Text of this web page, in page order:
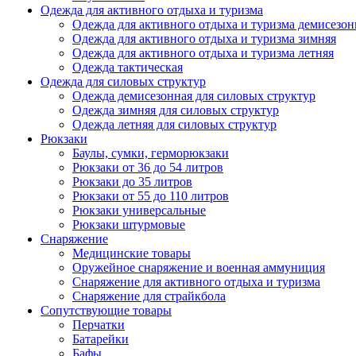
Одежда для активного отдыха и туризма
Одежда для активного отдыха и туризма
Одежда для активного отдыха и туризма зимняя
Одежда для активного отдыха и туризма летняя
Одежда тактическая
Одежда для силовых структур
Одежда демисезонная для силовых структур
Одежда зимняя для силовых структур
Одежда летняя для силовых структур
Рюкзаки
Баулы, сумки, герморюкзаки
Рюкзаки от 36 до 54 литров
Рюкзаки до 35 литров
Рюкзаки от 55 до 110 литров
Рюкзаки универсальные
Рюкзаки штурмовые
Снаряжение
Медицинские товары
Оружейное снаряжение и военная аммуниция
Снаряжение для активного отдыха и туризма
Снаряжение для страйкбола
Сопутствующие товары
Перчатки
Батарейки
Бафы